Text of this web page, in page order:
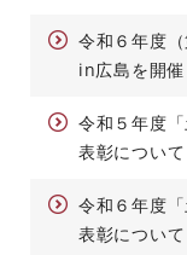
令和６年度
in広島を開催
令和５年度
表彰について
令和６年度
表彰について